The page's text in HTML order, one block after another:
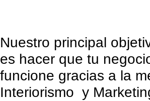
Nuestro principal
es hacer que tu
funcione gracias a la
Interiorismo y